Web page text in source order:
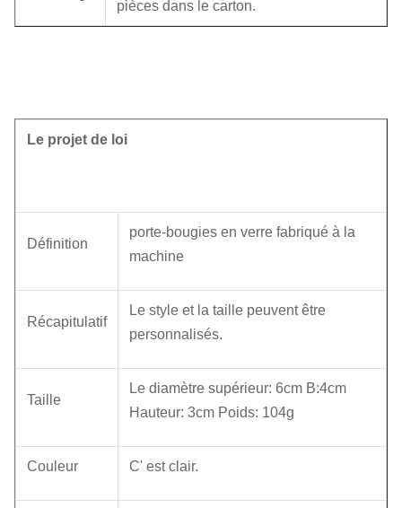
pièces dans le carton.
Le projet de loi
Définition
porte-bougies en verre fabriqué à la
machine
Récapitulatif
Le style et la taille peuvent être
personnalisés.
Taille
Le diamètre supérieur: 6cm B:4cm
Hauteur: 3cm Poids: 104g
Couleur C' est clair.